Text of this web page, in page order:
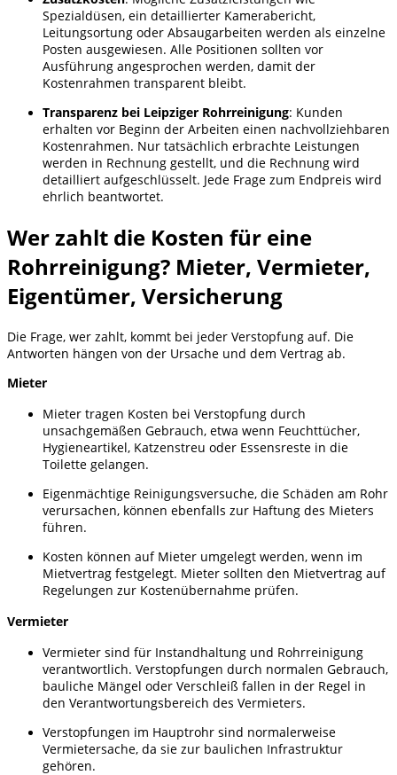
Spezialdüsen, ein detaillierter Kamerabericht,
Leitungsortung oder Absaugarbeiten werden als einzelne
Posten ausgewiesen. Alle Positionen sollten vor
Ausführung angesprochen werden, damit der
Kostenrahmen transparent bleibt.
Transparenz bei Leipziger Rohrreinigung: Kunden
erhalten vor Beginn der Arbeiten einen nachvollziehbaren
Kostenrahmen. Nur tatsächlich erbrachte Leistungen
werden in Rechnung gestellt, und die Rechnung wird
detailliert aufgeschlüsselt. Jede Frage zum Endpreis wird
ehrlich beantwortet.
Wer zahlt die Kosten für eine
Rohrreinigung? Mieter, Vermieter,
Eigentümer, Versicherung
Die Frage, wer zahlt, kommt bei jeder Verstopfung auf. Die
Antworten hängen von der Ursache und dem Vertrag ab.
Mieter
Mieter tragen Kosten bei Verstopfung durch
unsachgemäßen Gebrauch, etwa wenn Feuchttücher,
Hygieneartikel, Katzenstreu oder Essensreste in die
Toilette gelangen.
Eigenmächtige Reinigungsversuche, die Schäden am Rohr
verursachen, können ebenfalls zur Haftung des Mieters
führen.
Kosten können auf Mieter umgelegt werden, wenn im
Mietvertrag festgelegt. Mieter sollten den Mietvertrag auf
Regelungen zur Kostenübernahme prüfen.
Vermieter
Vermieter sind für Instandhaltung und Rohrreinigung
verantwortlich. Verstopfungen durch normalen Gebrauch,
bauliche Mängel oder Verschleiß fallen in der Regel in
den Verantwortungsbereich des Vermieters.
Verstopfungen im Hauptrohr sind normalerweise
Vermietersache, da sie zur baulichen Infrastruktur
gehören.